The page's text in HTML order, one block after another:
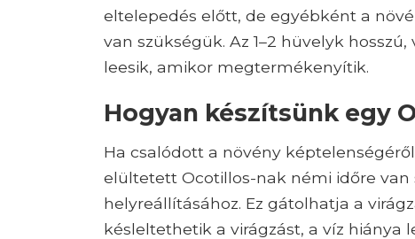
eltelepedés előtt, de egyébként a
van szükségük. Az 1–2 hüvelyk
leesik, amikor megtermékenyítik.
Hogyan készítsünk egy
Ha csalódott a növény
elültetett Ocotillos-nak némi időre van
helyreállításához. Ez gátolhatja a
késleltethetik a virágzást, a víz hiánya